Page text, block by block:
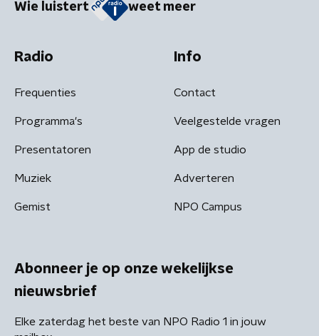
Wie luistert weet meer
Radio
Frequenties
Programma's
Presentatoren
Muziek
Gemist
Info
Contact
Veelgestelde vragen
App de studio
Adverteren
NPO Campus
Abonneer je op onze wekelijkse
nieuwsbrief
Elke zaterdag het beste van NPO Radio 1 in jouw